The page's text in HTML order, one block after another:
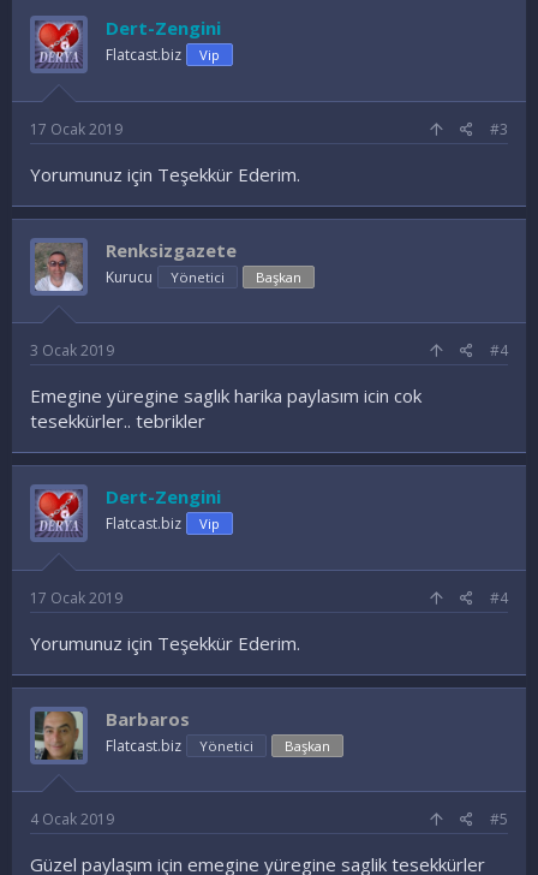
Dert-Zengini
Flatcast.biz Vip
17 Ocak 2019 #3
Yorumunuz için Teşekkür Ederim.
Renksizgazete
Kurucu Yönetici Başkan
3 Ocak 2019 #4
Emegine yüregine saglık harika paylasım icin cok
tesekkürler.. tebrikler
Dert-Zengini
Flatcast.biz Vip
17 Ocak 2019 #4
Yorumunuz için Teşekkür Ederim.
Barbaros
Flatcast.biz Yönetici Başkan
4 Ocak 2019 #5
Güzel paylaşım için emegine yüregine saglik tesekkürler